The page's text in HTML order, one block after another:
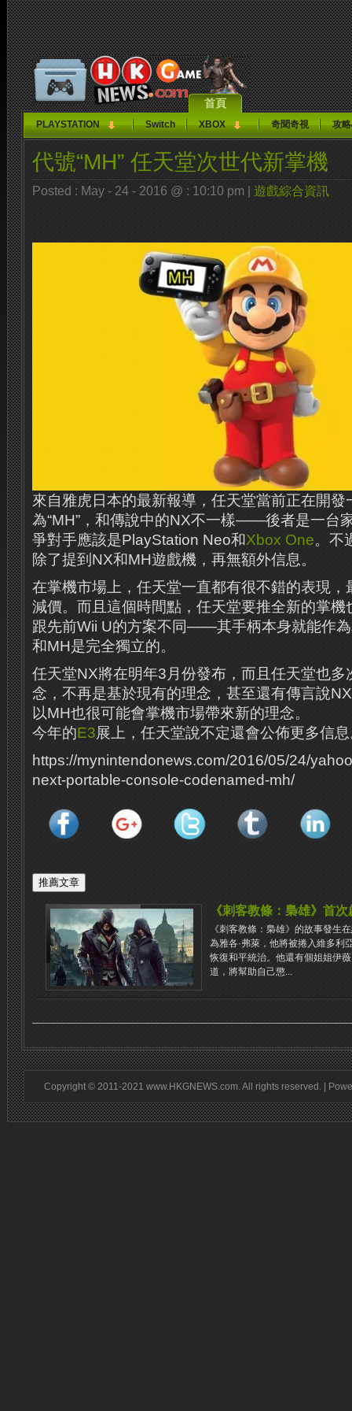
首頁
PLAYSTATION Switch XBOX 奇聞奇視 攻
代號“MH” 任天堂次世代新掌機
Posted : May - 24 - 2016 @ : 10:10 pm | 遊戲綜合資訊
來自雅虎日本的最新報導，任天堂當前正在開
為“MH”，和傳說中的NX不一樣——後者是一台
爭對手應該是PlayStation Neo和Xbox One。不
除了提到NX和MH遊戲機，再無額外信息。
在掌機市場上，任天堂一直都有很不錯的表現
減價。而且這個時間點，任天堂要推全新的掌機
跟先前Wii U的方案不同——其手柄本身就能作
和MH是完全獨立的。
任天堂NX將在明年3月份發布，而且任天堂也多
念，不再是基於現有的理念，甚至還有傳言說
以MH也很可能會掌機市場帶來新的理念。
今年的E3展上，任天堂說不定還會公佈更多信
https://mynintendonews.com/2016/05/24/
next-portable-console-codenamed-mh/
《刺客教條：梟雄》首
《刺客教條：梟雄》的故事發生
為雅各·弗萊，他將被捲入維多利
恢復和平統治。他還有個姐姐伊
道，將幫助自己懲...
Copyright © 2011-2021 www.HKGNEWS.com. All rights reserved. |